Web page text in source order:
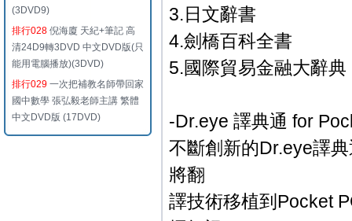
(3DVD9)
排行028 倪海廈 天紀+筆記 高
清24D9轉3DVD 中文DVD版(只
能用電腦播放)(3DVD)
排行029 一次把補教名師帶回家
國中數學 張弘毅老師主講 繁體
中文DVD版 (17DVD)
3.日文辭書
4.劍橋百科全書
5.國際貿易金融大辭典
-Dr.eye 譯典通 for
不斷創新的Dr.eye譯
將翻
譯技術移植到Pocket